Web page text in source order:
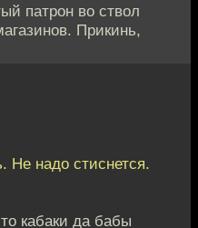
патрон во ствол
Прикинь,
Не надо стиснется.
кабаки да бабы